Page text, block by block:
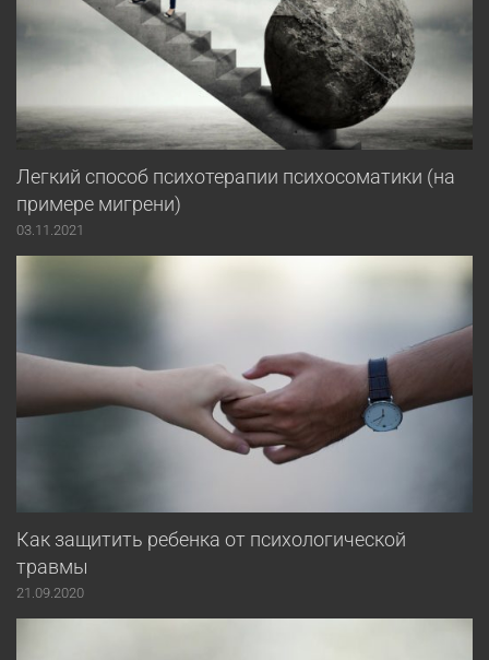
Легкий способ психотерапии психосоматики (на
примере мигрени)
03.11.2021
Как защитить ребенка от психологической
травмы
21.09.2020